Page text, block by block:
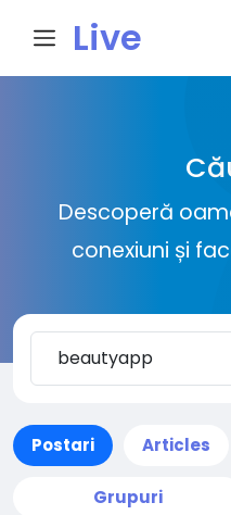
Live
Descoperă
conexiuni și
Postari Articles
Grupuri